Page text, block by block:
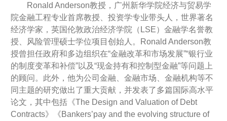
Ronald Anderson教授，广州新华学院经济与贸易学
院金融工程专业首席教授、投资学专业带头人，世界著名
经济学家，英国伦敦政治经济学院（LSE）金融学名誉教
授、风险管理硕士学位项目创始人。Ronald Anderson教
授曾担任政府和多边组织在“金融改革和市场发展”“银行业
的制度变革和补偿”以及“现金持有和控制型金融”等问题上
的顾问。此外，他为公司金融、金融市场、金融机构等不
同主题的研究做出了重大贡献，并发表了多篇国际高水平
论文，其中包括《The Design and Valuation of Debt
Contracts》《Bankers’pay and the evolving structure of